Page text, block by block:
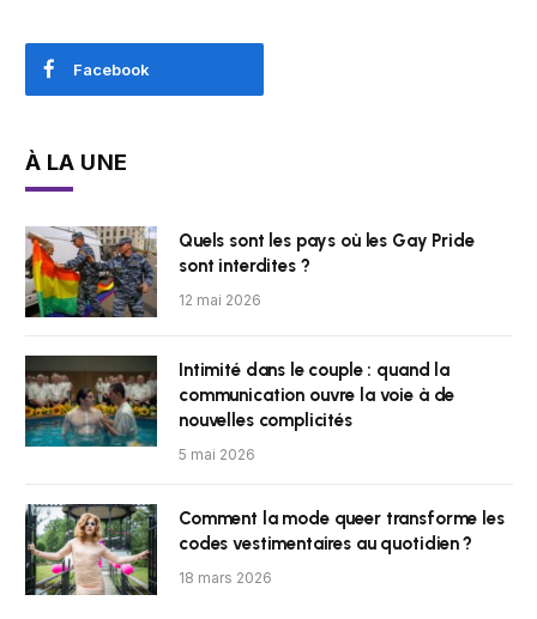
Facebook
À LA UNE
Quels sont les pays où les Gay Pride
sont interdites ?
12 mai 2026
Intimité dans le couple : quand la
communication ouvre la voie à de
nouvelles complicités
5 mai 2026
Comment la mode queer transforme les
codes vestimentaires au quotidien ?
18 mars 2026